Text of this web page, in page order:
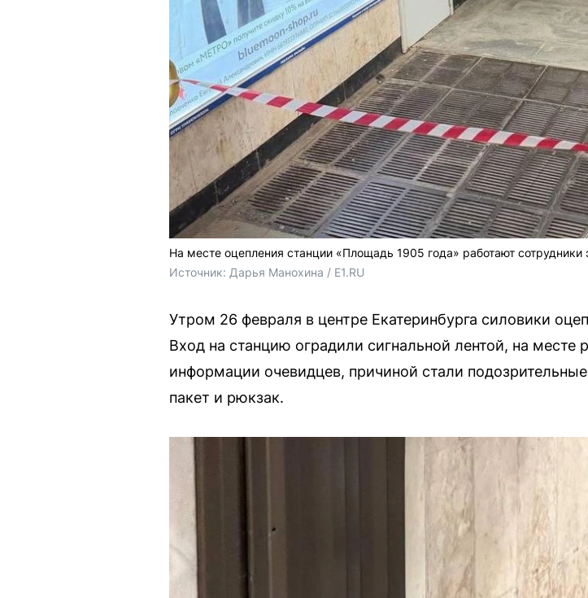
На месте оцепления станции «Площадь 1905 года» работают
Источник: Дарья Манохина / E1.RU
Утром 26 февраля в центре Екатеринбурга силовики
Вход на станцию оградили сигнальной лентой, на
информации очевидцев, причиной стали
пакет и рюкзак.